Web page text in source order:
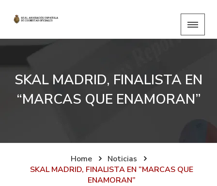
SKAL MADRID, FINALISTA EN
“MARCAS QUE ENAMORAN”
Home
Noticias
SKAL MADRID, FINALISTA EN “MARCAS QUE
ENAMORAN”